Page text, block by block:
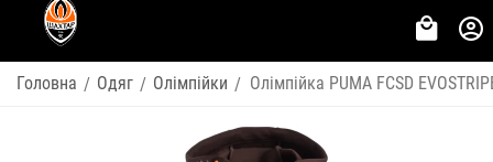
Головна / Одяг / Олімпійки / Олімпійка PUMA FCSD